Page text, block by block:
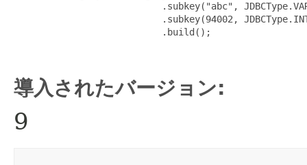
.subkey("abc",
.subkey(94002,
                           .build();
導入されたバージョン:
9